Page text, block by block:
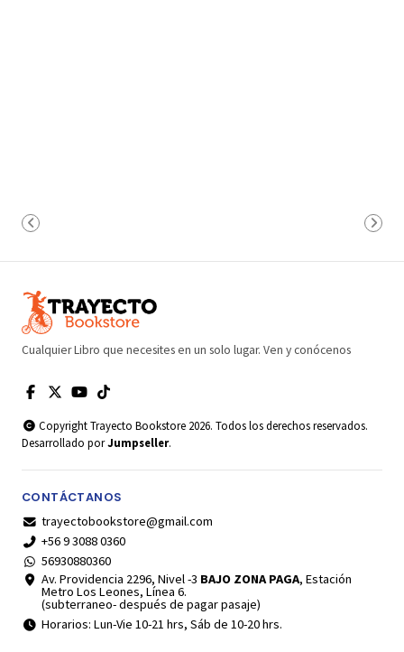
Cualquier Libro que necesites en un solo lugar. Ven y conócenos
Copyright Trayecto Bookstore 2026. Todos los derechos reservados.
Desarrollado porJumpseller.
CONTÁCTANOS
trayectobookstore@gmail.com
+56 9 3088 0360
56930880360
Av. Providencia 2296, Nivel -3 BAJO ZONA PAGA, Estación
Metro Los Leones, Línea 6.
(subterraneo- después de pagar pasaje)
Horarios: Lun-Vie 10-21 hrs, Sáb de 10-20 hrs.